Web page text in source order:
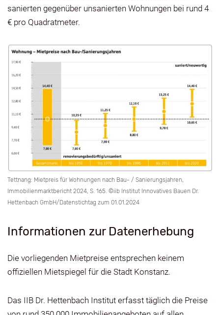
sanierten gegenüber unsanierten Wohnungen bei rund 4
€ pro Quadratmeter.
Tettnang: Mietpreis für Wohnungen nach Bau- / Sanierungsjahren,
Immobilienmarktbericht 2024, S. 165. ©iib Institut Innovatives Bauen Dr.
Hettenbach GmbH/Datenstichtag zum 01.01.2024
Informationen zur Datenerhebung
Die vorliegenden Mietpreise entsprechen keinem
offiziellen Mietspiegel für die Stadt Konstanz.
Das IIB Dr. Hettenbach Institut erfasst täglich die Preise